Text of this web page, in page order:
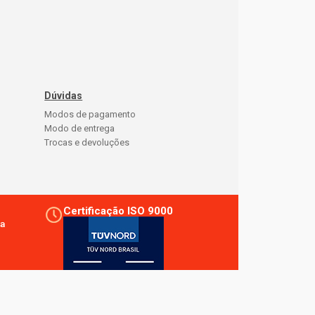
Dúvidas
Modos de pagamento
Modo de entrega
Trocas e devoluções
Certificação ISO 9000